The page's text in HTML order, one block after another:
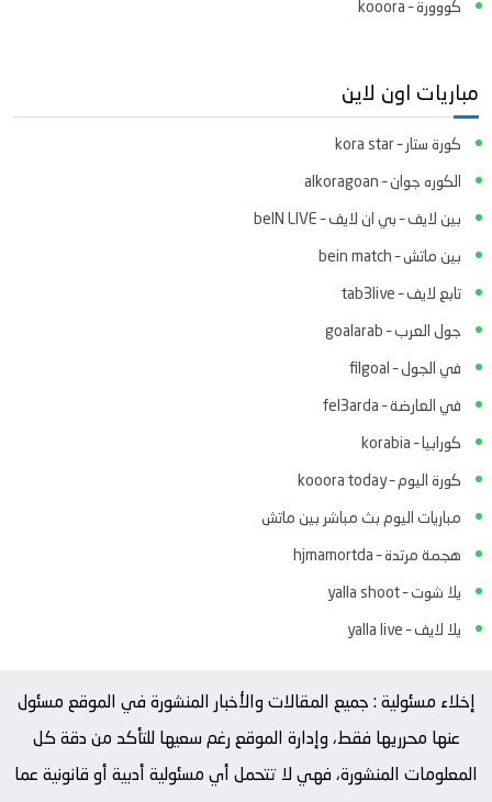
كووورة – kooora
مباريات اون لاين
كورة ستار – kora star
الكوره جوان – alkoragoan
بين لايف – بي ان لايف – beIN LIVE
بين ماتش – bein match
تابع لايف – tab3live
جول العرب – goalarab
في الجول – filgoal
في العارضة – fel3arda
كورابيا – korabia
كورة اليوم – kooora today
مباريات اليوم بث مباشر بين ماتش
هجمة مرتدة – hjmamortda
يلا شوت – yalla shoot
يلا لايف – yalla live
إخلاء مسئولية : جميع المقالات والأخبار المنشورة في الموقع مسئول
عنها محرريها فقط، وإدارة الموقع رغم سعيها للتأكد من دقة كل
المعلومات المنشورة، فهي لا تتحمل أي مسئولية أدبية أو قانونية عما